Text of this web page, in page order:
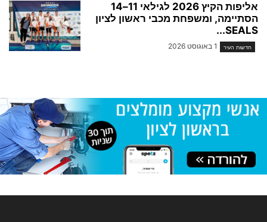
אליפות הקיץ 2026 לגילאי 11–14
הסתיימה, ומשפחת מכבי ראשון לציון
SEALS...
חדשות העיר 1 באוגוסט 2026